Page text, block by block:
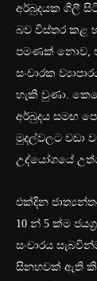
අර්බුදයක ගිලී
බව විස්තර කළ
පමණක් නොව, එය
සංචාරක
හැකි වුණා.
අර්බුදය සමඟ
මුදල්වලට වඩා
උද්යෝගයේ
එක්දින
10 න් 5 ක්ම
සංචාරය
සිනහවක් ඇති